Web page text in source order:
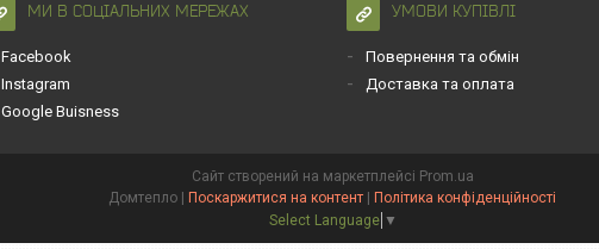
МИ В СОЦІАЛЬНИХ МЕРЕЖАХ
Facebook
Instagram
Google Buisness
УМОВИ КУПІВЛІ
Повернення та обмін
Доставка та оплата
Сайт створений на маркетплейсі Prom.ua
Поскаржитися на контент
Політика конфіденційності
Select Language ▼